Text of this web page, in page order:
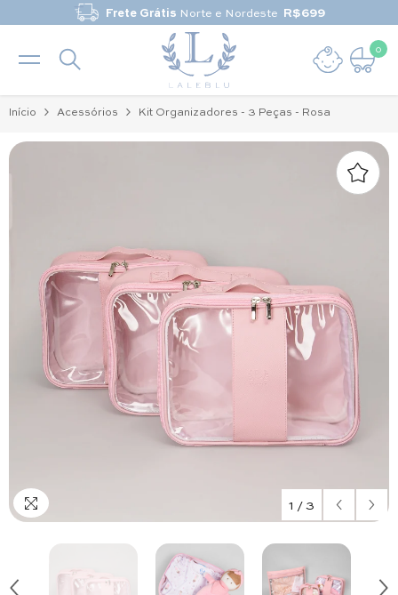
Pular para o conteúdo
Frete Grátis Norte e Nordeste R$699
0
0
Início Acessórios Kit Organizadores - 3 Peças - Rosa
1 /3